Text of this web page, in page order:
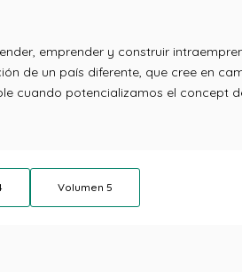
emprender y construir
de un país diferente, que cree en
cuando potencializamos el concept
Volumen 5